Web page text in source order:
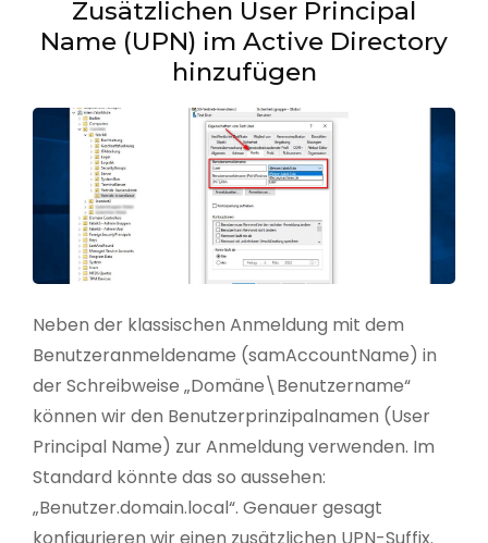
Zusätzlichen User Principal
Name (UPN) im Active Directory
hinzufügen
Neben der klassischen Anmeldung mit dem
Benutzeranmeldename (samAccountName) in
der Schreibweise „Domäne\Benutzername“
können wir den Benutzerprinzipalnamen (User
Principal Name) zur Anmeldung verwenden. Im
Standard könnte das so aussehen:
„Benutzer.domain.local“. Genauer gesagt